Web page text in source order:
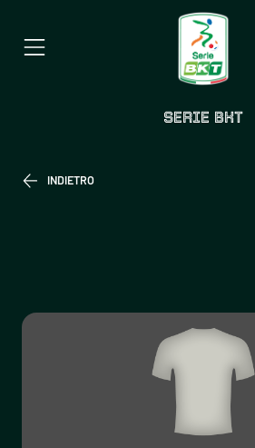
SERIE BKT
INDIETRO